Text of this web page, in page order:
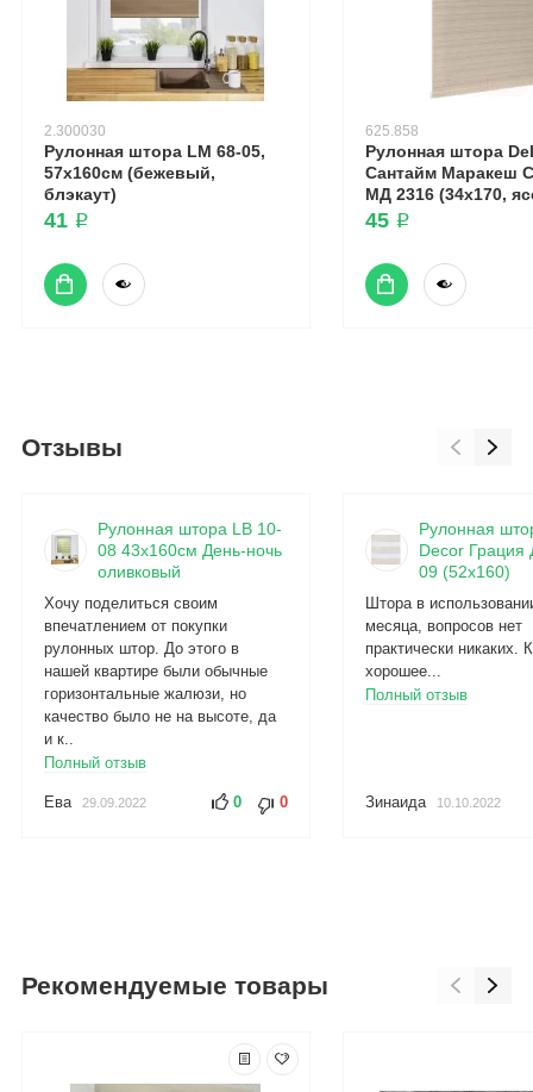
2.300030
Рулонная штора LM 68-05,
57х160см (бежевый,
блэкаут)
41 ₽
625.858
Рулонная штора
Сантайм Маракеш
МД 2316 (34x170,
45 ₽
Отзывы
Рулонная штора LB 10-
08 43х160см День-ночь
оливковый
Хочу поделиться своим
впечатлением от покупки
рулонных штор. До этого в
нашей квартире были обычные
горизонтальные жалюзи, но
качество было не на высоте, да
и к..
Полный отзыв
Ева 29.09.2022 0 0
Рулонная
Decor Грация
09 (52x160)
Штора в
месяца, вопросов нет
практически никаких.
хорошее...
Полный отзыв
Зинаида 10.10.2022
Рекомендуемые товары